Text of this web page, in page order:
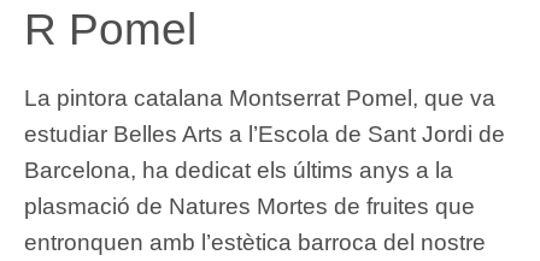
R Pomel
La pintora catalana Montserrat Pomel, que va
estudiar Belles Arts a l’Escola de Sant Jordi de
Barcelona, ha dedicat els últims anys a la
plasmació de Natures Mortes de fruites que
entronquen amb l’estètica barroca del nostre